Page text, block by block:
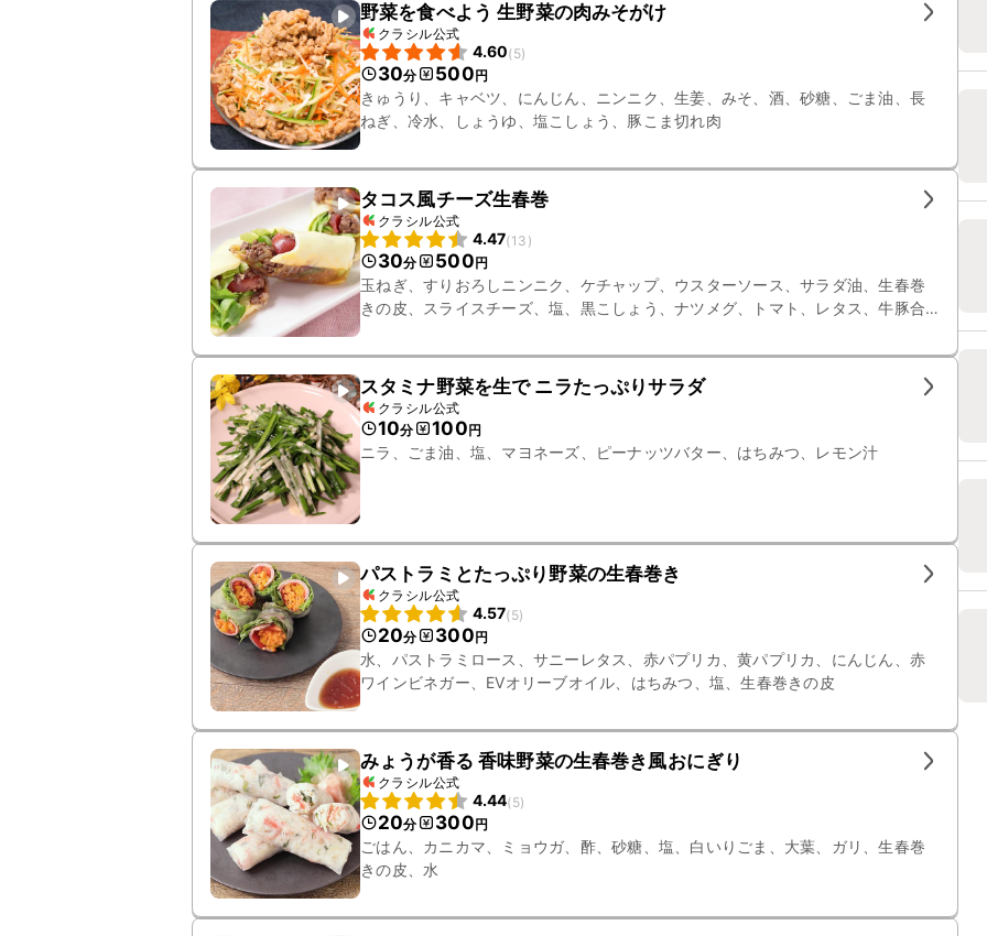
野菜を食べよう 生野菜の肉みそがけ
クラシル公式
4.60(5)
30分 500円
きゅうり、キャベツ、にんじん、ニンニク、生姜、みそ、酒、砂糖、ごま油、長
ねぎ、冷水、しょうゆ、塩こしょう、豚こま切れ肉
タコス風チーズ生春巻
クラシル公式
4.47(13 )
30分 500円
玉ねぎ、すりおろしニンニク、ケチャップ、ウスターソース、サラダ油、生春巻
きの皮、スライスチーズ、塩、黒こしょう、ナツメグ、トマト、レタス、牛豚合
スタミナ野菜を生で ニラたっぷりサラダ
クラシル公式
10分 100円
ニラ、ごま油、塩、マヨネーズ、ピーナッツバター、はちみつ、レモン汁
パストラミとたっぷり野菜の生春巻き
クラシル公式
4.57(5)
20分 300円
水、パストラミロース、サニーレタス、赤パプリカ、黄パプリカ、にんじん、赤
ワインビネガー、EVオリーブオイル、はちみつ、塩、生春巻きの皮
みょうが香る 香味野菜の生春巻き風おにぎり
クラシル公式
4.44(5)
20分 300円
ごはん、カニカマ、ミョウガ、酢、砂糖、塩、白いりごま、大葉、ガリ、生春巻
きの皮、水